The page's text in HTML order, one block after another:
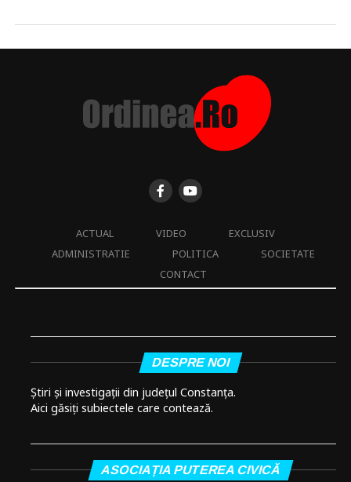
ACTUAL VIDEO
EXCLUSIV
ADMINISTRATIE
POLITICA
SOCIETATE
CONTACT
DESPRE NOI
Știri și investigații din județul Constanța.
Aici găsiți subiectele care contează.
ASOCIAȚIA PUTEREA CIVICĂ